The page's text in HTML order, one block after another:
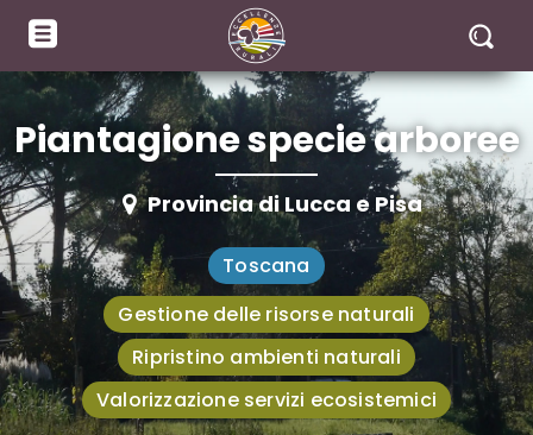
Piantagione specie arboree
Provincia di Lucca e Pisa
Toscana
Gestione delle risorse naturali
Ripristino ambienti naturali
Valorizzazione servizi ecosistemici